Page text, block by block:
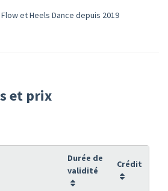
et Heels Dance depuis 2019
et prix
Durée de
validité
Crédit